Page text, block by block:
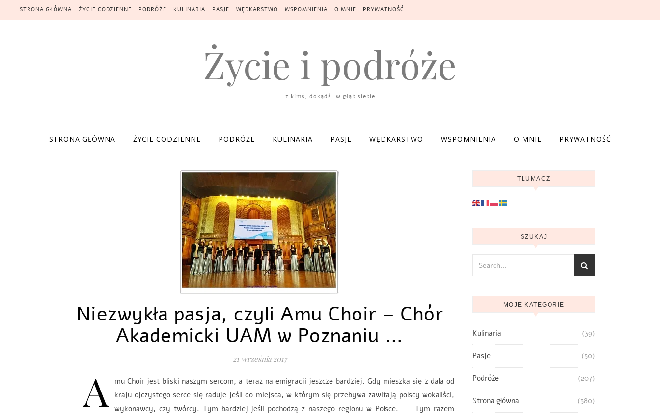
Skip to content
STRONA GŁÓWNA ŻYCIE CODZIENNE PODRÓŻE KULINARIA PASJE WĘDKARSTWO WSPOMNIENIA O MNIE PRYWATNOŚĆ
Życie i podróże
… z kimś, dokądś, w głąb siebie …
STRONA GŁÓWNA ŻYCIE CODZIENNE PODRÓŻE KULINARIA PASJE WĘDKARSTWO WSPOMNIENIA O MNIE PRYWATNOŚĆ
Niezwykła pasja, czyli Amu Choir – Chór
Akademicki UAM w Poznaniu …
21 września 2017
A
mu Choir jest bliski naszym sercom, a teraz na emigracji jeszcze bardziej. Gdy mieszka się z dala od
kraju ojczystego serce się raduje jeśli do miejsca, w którym się przebywa zawitają polscy wokaliści,
wykonawcy, czy twórcy. Tym bardziej jeśli pochodzą z naszego regionu w Polsce. Tym razem
TŁUMACZ
SZUKAJ
MOJE KATEGORIE
Kulinaria (39)
Pasje (50)
Podróże (207)
Strona główna (380)